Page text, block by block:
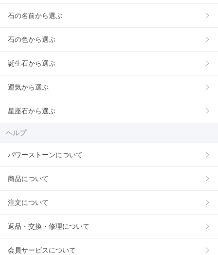
石の名前から選ぶ
石の色から選ぶ
誕生石から選ぶ
運気から選ぶ
星座石から選ぶ
ヘルプ
パワーストーンについて
商品について
注文について
返品・交換・修理について
会員サービスについて